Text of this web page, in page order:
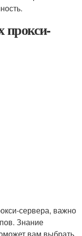
сервера, важно
Знание